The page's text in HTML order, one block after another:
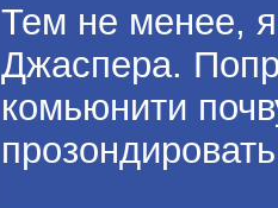
Тем не менее,
Джаспера.
комьюнити